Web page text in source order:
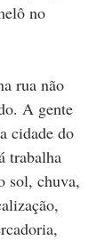
no
rua não
A gente
cidade do
trabalha
sol, chuva,